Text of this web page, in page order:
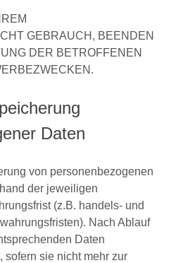
GEBRAUCH, BEENDEN
DER BETROFFENEN
Daten
von personenbezogenen
der jeweiligen
(z.B. handels- und
Nach Ablauf
Daten
sofern sie nicht mehr zur